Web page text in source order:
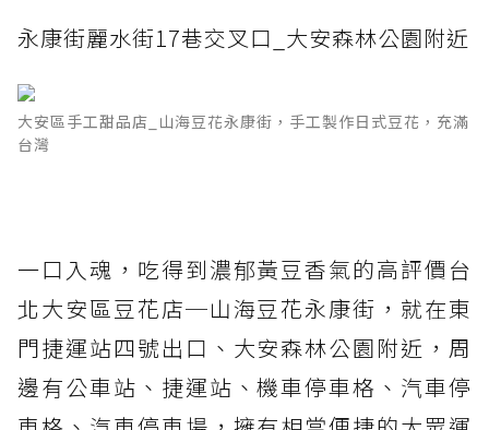
永康街麗水街17巷交叉口_大安森林公園附近
大安區手工甜品店_山海豆花永康街，手工製作日式豆花，充滿
台灣
一口入魂，吃得到濃郁黃豆香氣的高評價台
北大安區豆花店─山海豆花永康街，就在東
門捷運站四號出口、大安森林公園附近，周
邊有公車站、捷運站、機車停車格、汽車停